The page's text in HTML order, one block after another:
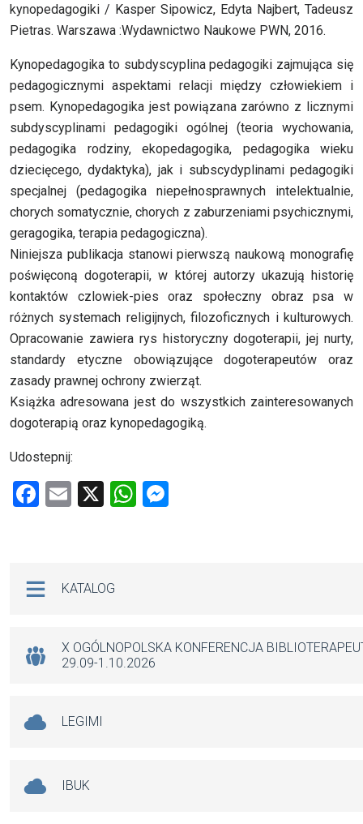
kynopedagogiki / Kasper Sipowicz, Edyta Najbert, Tadeusz
Pietras. Warszawa :Wydawnictwo Naukowe PWN, 2016.
Kynopedagogika to subdyscyplina pedagogiki zajmująca się
pedagogicznymi aspektami relacji między człowiekiem i
psem. Kynopedagogika jest powiązana zarówno z licznymi
subdyscyplinami pedagogiki ogólnej (teoria wychowania,
pedagogika rodziny, ekopedagogika, pedagogika wieku
dziecięcego, dydaktyka), jak i subscydyplinami pedagogiki
specjalnej (pedagogika niepełnosprawnych intelektualnie,
chorych somatycznie, chorych z zaburzeniami psychicznymi,
geragogika, terapia pedagogiczna).
Niniejsza publikacja stanowi pierwszą naukową monografię
poświęconą dogoterapii, w której autorzy ukazują historię
kontaktów czlowiek-pies oraz społeczny obraz psa w
różnych systemach religijnych, filozoficznych i kulturowych.
Opracowanie zawiera rys historyczny dogoterapii, jej nurty,
standardy etyczne obowiązujące dogoterapeutów oraz
zasady prawnej ochrony zwierząt.
Książka adresowana jest do wszystkich zainteresowanych
dogoterapią oraz kynopedagogiką.
Udostepnij:
F
o
k
E
X
W
p
KATALOG
X OGÓLNOPOLSKA KONFERENCJA
29.09-1.10.2026
LEGIMI
IBUK